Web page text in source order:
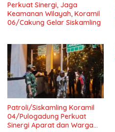
Perkuat Sinergi, Jaga
Keamanan Wilayah, Koramil
06/Cakung Gelar Siskamling
Patroli/Siskamling Koramil
04/Pulogadung Perkuat
Sinergi Aparat dan Warga